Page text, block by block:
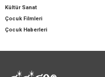
Kültür Sanat
Çocuk Filmleri
Çocuk Haberleri